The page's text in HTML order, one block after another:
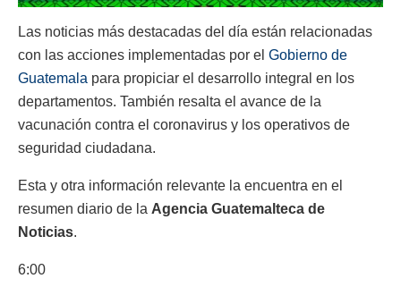
Las noticias más destacadas del día están relacionadas
con las acciones implementadas por el Gobierno de
Guatemala para propiciar el desarrollo integral en los
departamentos. También resalta el avance de la
vacunación contra el coronavirus y los operativos de
seguridad ciudadana.
Esta y otra información relevante la encuentra en el
resumen diario de la Agencia Guatemalteca de
Noticias.
6:00